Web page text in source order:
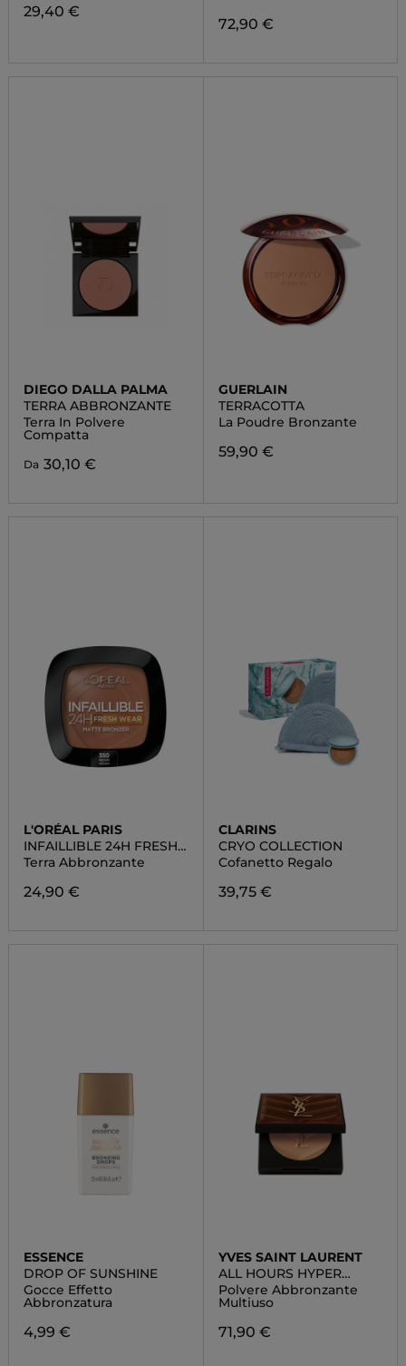
29,40 €
72,90 €
DIEGO DALLA PALMA
TERRA ABBRONZANTE
Terra In Polvere
Compatta
Da 30,10 €
GUERLAIN
TERRACOTTA
La Poudre Bronzante
59,90 €
L'ORÉAL PARIS
INFAILLIBLE 24H FRESH
WEAR BRONZER
Terra Abbronzante
24,90 €
CLARINS
CRYO COLLECTION
Cofanetto Regalo
39,75 €
ESSENCE
DROP OF SUNSHINE
Gocce Effetto
Abbronzatura
4,99 €
YVES SAINT LAURENT
ALL HOURS HYPER
BRONZE
Polvere Abbronzante
Multiuso
71,90 €